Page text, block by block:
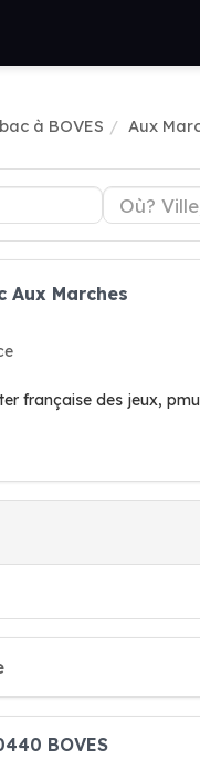
à BOVES Aux
Aux Marches
française des jeux,
BOVES